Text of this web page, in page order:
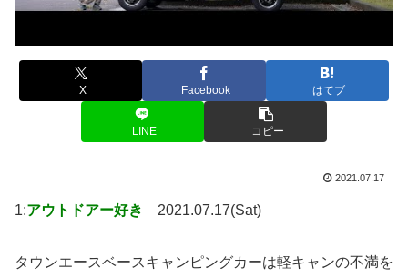
X Facebook はてブ
LINE コピー
2021.07.17
1:アウトドアー好き 2021.07.17(Sat)
タウンエースベースキャンピングカーは軽キャンの不満を